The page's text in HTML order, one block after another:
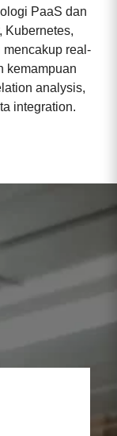
PaaS dan
Kubernetes,
real-
kemampuan
analysis,
integration.